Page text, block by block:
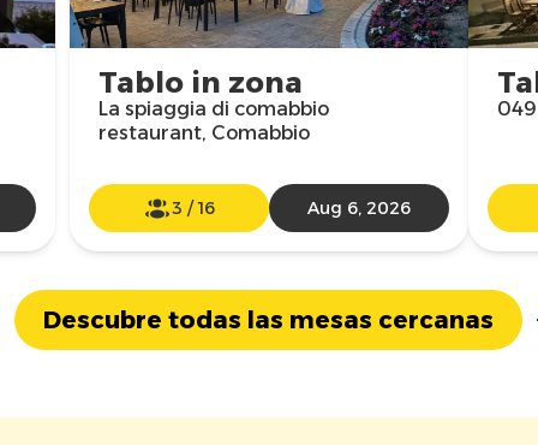
Tablo in zona
La spiaggia di comabbio
restaurant, Comabbio
3 /16 Aug 6, 2026
Descubre todas las mesas cercanas